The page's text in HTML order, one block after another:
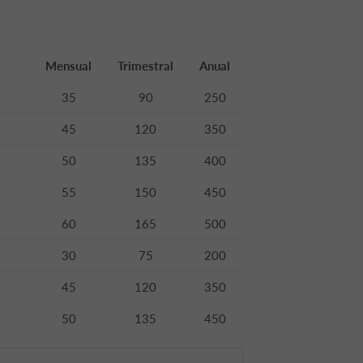
Mensual Trimestral Anual
35 90 250
45 120 350
50 135 400
55 150 450
60 165 500
30 75 200
45 120 350
50 135 450